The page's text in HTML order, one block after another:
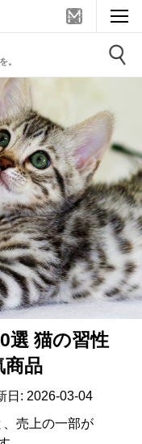
。
選 猫の習性
商品
日: 2026-03-04
売上の一部が